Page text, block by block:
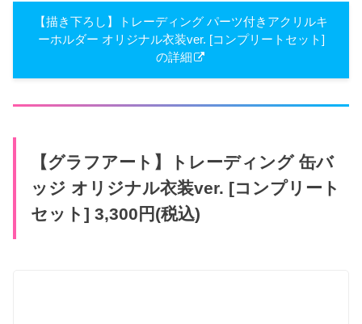
【描き下ろし】トレーディング パーツ付きアクリルキ
ーホルダー オリジナル衣装ver. [コンプリートセット]
の詳細
【グラフアート】トレーディング 缶バ
ッジ オリジナル衣装ver. [コンプリート
セット] 3,300円(税込)